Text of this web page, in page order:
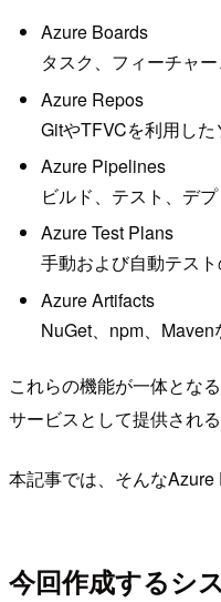
Azure Boards
タスク、フィーチャ
Azure Repos
GitやTFVCを利用し
Azure Pipelines
ビルド、テスト、デ
Azure Test Plans
手動および自動テス
Azure Artifacts
NuGet、npm、Maven
これらの機能が一体とな
サービスとして提供され
本記事では、そんな
今回作成するシ